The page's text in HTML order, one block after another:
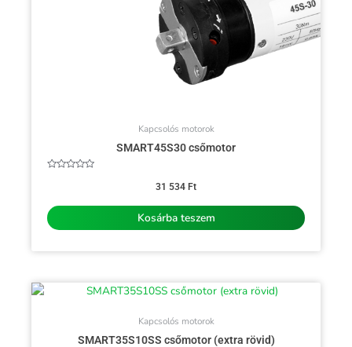
Kapcsolós motorok
SMART45S30 csőmotor
31 534 Ft
Kosárba teszem
Kapcsolós motorok
SMART35S10SS csőmotor (extra rövid)